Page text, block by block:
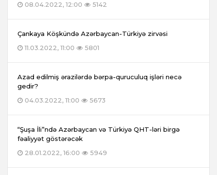
08.04.2022, 12:00
5142
Çankaya Köşkündə Azərbaycan-Türkiyə zirvəsi
11.03.2022, 11:00
5801
Azad edilmiş ərazilərdə bərpa-quruculuq işləri necə
gedir?
04.03.2022, 11:00
5673
“Şuşa İli”ndə Azərbaycan və Türkiyə QHT-ləri birgə
fəaliyyət göstərəcək
28.01.2022, 16:00
5949